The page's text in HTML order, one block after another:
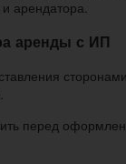
арендатора.
аренды с ИП
перед